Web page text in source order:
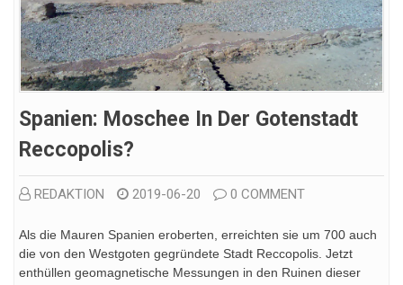
Spanien: Moschee In Der Gotenstadt
Reccopolis?
REDAKTION 2019-06-20 0 COMMENT
Als die Mauren Spanien eroberten, erreichten sie um 700 auch
die von den Westgoten gegründete Stadt Reccopolis. Jetzt
enthüllen geomagnetische Messungen in den Ruinen dieser